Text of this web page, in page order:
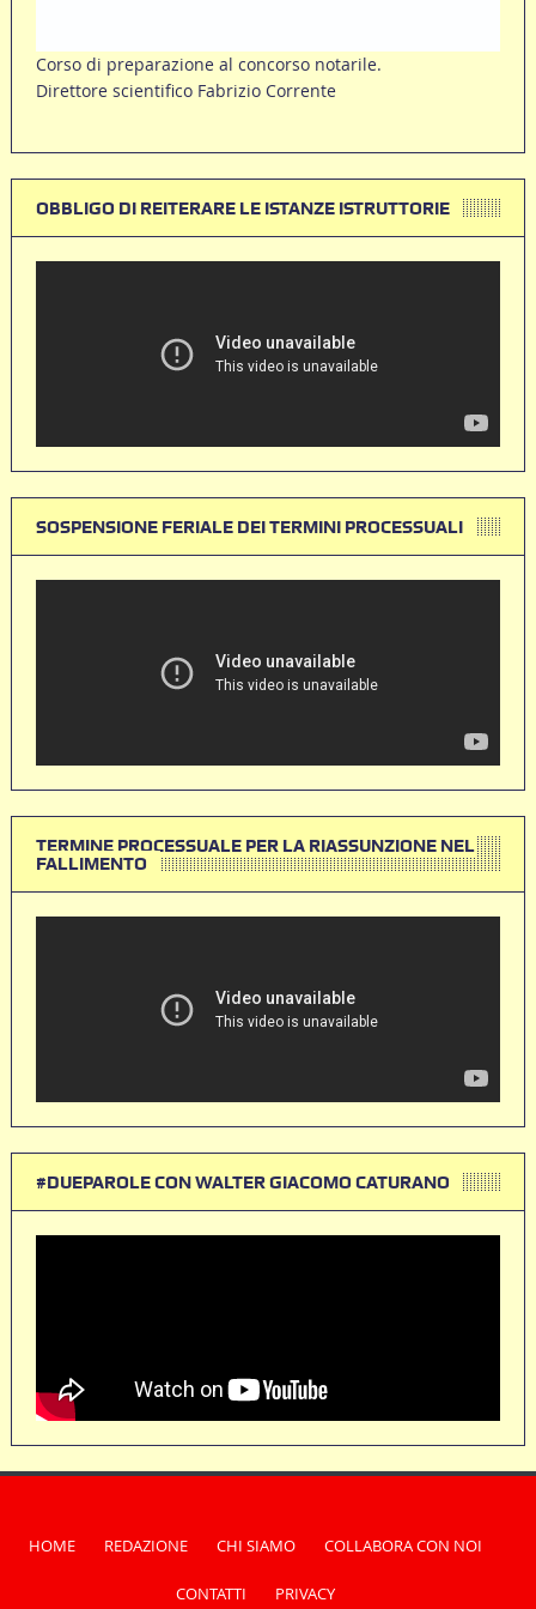
Corso di preparazione al concorso notarile.
Direttore scientifico Fabrizio Corrente
OBBLIGO DI REITERARE LE ISTANZE ISTRUTTORIE
SOSPENSIONE FERIALE DEI TERMINI PROCESSUALI
TERMINE PROCESSUALE PER LA RIASSUNZIONE NEL
FALLIMENTO
#DUEPAROLE CON WALTER GIACOMO CATURANO
HOME REDAZIONE CHI SIAMO COLLABORA CON NOI
CONTATTI PRIVACY